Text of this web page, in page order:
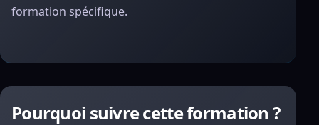
formation spécifique.
Pourquoi suivre cette formation ?